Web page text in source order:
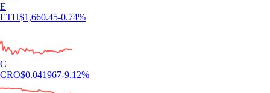
E
ETH$1,660.45-0.74%
C
CRO$0.041967-9.12%